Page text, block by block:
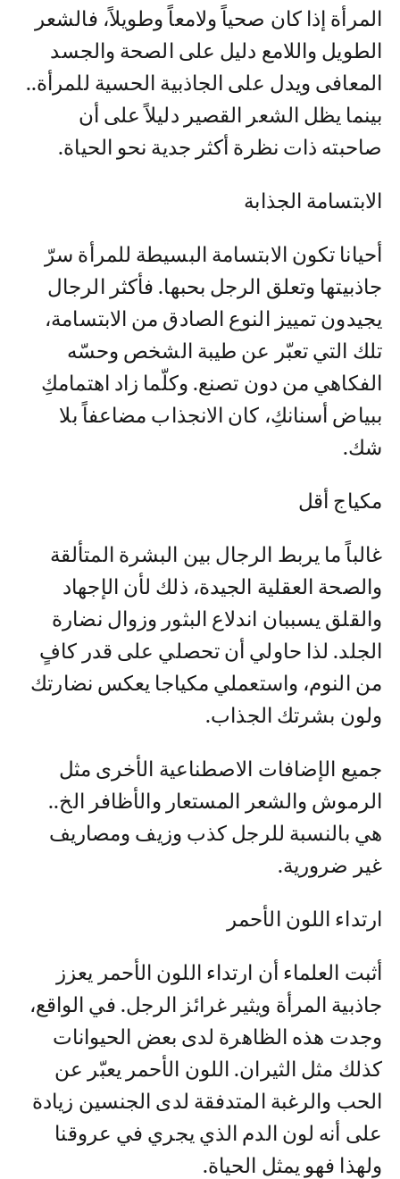
المرأة إذا كان صحياً ولامعاً وطويلاً، فالشعر
الطويل واللامع دليل على الصحة والجسد
المعافى ويدل على الجاذبية الحسية للمرأة..
بينما يظل الشعر القصير دليلاً على أن
صاحبته ذات نظرة أكثر جدية نحو الحياة.
الابتسامة الجذابة
أحيانا تكون الابتسامة البسيطة للمرأة سرّ
جاذبيتها وتعلق الرجل بحبها. فأكثر الرجال
يجيدون تمييز النوع الصادق من الابتسامة،
تلك التي تعبّر عن طيبة الشخص وحسّه
الفكاهي من دون تصنع. وكلّما زاد اهتمامكِ
ببياض أسنانكِ، كان الانجذاب مضاعفاً بلا
شك.
مكياج أقل
غالباً ما يربط الرجال بين البشرة المتألقة
والصحة العقلية الجيدة، ذلك لأن الإجهاد
والقلق يسببان اندلاع البثور وزوال نضارة
الجلد. لذا حاولي أن تحصلي على قدر كافٍ
من النوم، واستعملي مكياجا يعكس نضارتك
ولون بشرتك الجذاب.
جميع الإضافات الاصطناعية الأخرى مثل
الرموش والشعر المستعار والأظافر الخ..
هي بالنسبة للرجل كذب وزيف ومصاريف
غير ضرورية.
ارتداء اللون الأحمر
أثبت العلماء أن ارتداء اللون الأحمر يعزز
جاذبية المرأة ويثير غرائز الرجل. في الواقع،
وجدت هذه الظاهرة لدى بعض الحيوانات
كذلك مثل الثيران. اللون الأحمر يعبّر عن
الحب والرغبة المتدفقة لدى الجنسين زيادة
على أنه لون الدم الذي يجري في عروقنا
ولهذا فهو يمثل الحياة.